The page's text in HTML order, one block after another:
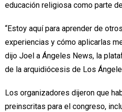
educación religiosa como parte
“Estoy aquí para aprender de
experiencias y cómo aplicarlas
dijo Joel a Ángeles News, la
de la arquidiócesis de Los
Los organizadores dijeron que
preinscritas para el congreso,